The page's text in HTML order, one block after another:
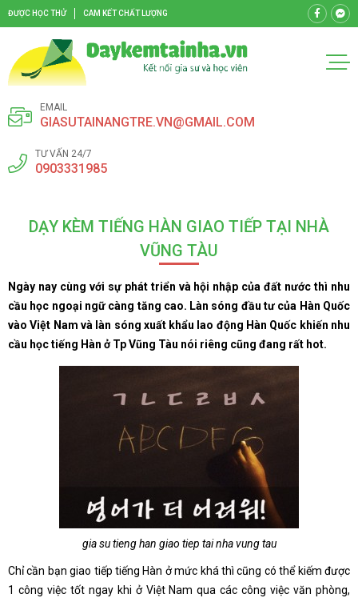
ĐƯỢC HỌC THỬ CAM KẾT CHẤT LƯỢNG
EMAIL
GIASUTAINANGTRE.VN@GMAIL.COM
TƯ VẤN 24/7
0903331985
DẠY KÈM TIẾNG HÀN GIAO TIẾP TẠI NHÀ
VŨNG TÀU
Ngày nay cùng với sự phát triển và hội nhập của đất nước thì nhu
cầu học ngoại ngữ càng tăng cao. Làn sóng đầu tư của Hàn Quốc
vào Việt Nam và làn sóng xuất khẩu lao động Hàn Quốc khiến nhu
cầu học tiếng Hàn ở Tp Vũng Tàu nói riêng cũng đang rất hot.
gia su tieng han giao tiep tai nha vung tau
Chỉ cần bạn giao tiếp tiếng Hàn ở mức khá thì cũng có thể kiếm được
1 công việc tốt ngay khi ở Việt Nam qua các công việc văn phòng,